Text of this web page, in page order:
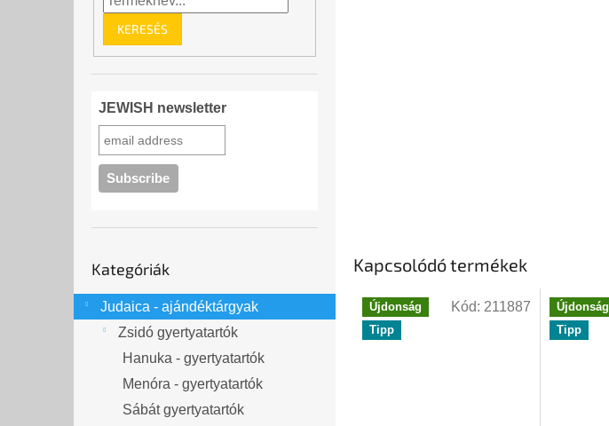
KERESÉS
JEWISH newsletter
átugrása
Kategóriák
Judaica - ajándéktárgyak
Zsidó gyertyatartók
Hanuka - gyertyatartók
Menóra - gyertyatartók
Sábát gyertyatartók
Kapcsolódó termékek
Újdonság
Tipp
Kód: 211887
Újdonság
Tipp